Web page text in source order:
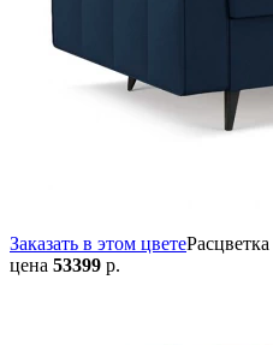
Заказать в этом цветеРасцветка
цена 53399 р.